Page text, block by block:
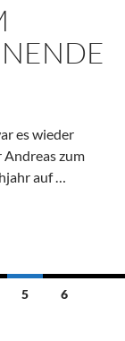
es wieder
zum
auf …
5 6